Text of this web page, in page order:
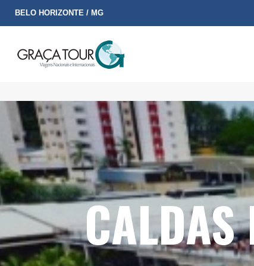
BELO HORIZONTE / MG
CALDAS